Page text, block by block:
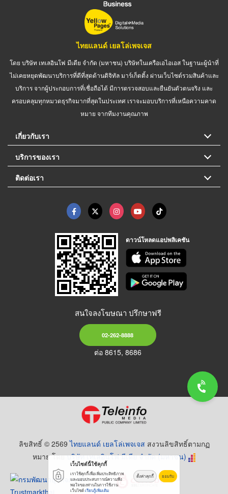
ไทยแลนด์ เยลโล่เพจเจส
โดย บริษัท เทเลอินโฟ มีเดีย จำกัด (มหาชน) บริษัทในเครือเอไอเอส ในฐานะผู้นำที่
ไม่เคยหยุดพัฒนาบริการที่ดีที่สุดด้านดิจิทัล มาร์เก็ตติ้ง ผ่านเว็บไซต์รวมสินค้าและ
บริการ จากผู้ประกอบการที่เชื่อถือได้ มีการตรวจสอบและยืนยันตัวตนจริง และ
ครอบคลุมทุกหมวดธุรกิจมากที่สุดในประเทศ เราจะมอบบริการที่เหนือความคาด
หมาย จากทีมงานคุณภาพ
เกี่ยวกับเรา
บริการของเรา
ติดต่อเรา
ดาวน์โหลดแอปพลิเคชัน
สนใจลงโฆษณา ปรึกษาฟรี
02-262-8888
ต่อ 8615, 8686
ลิขสิทธิ์ © 2569ไทยแลนด์ เยลโล่เพจเจส สงวนลิขสิทธิ์ตามกฏ
หมาย โดยบริษัท เทเลอินโฟ มีเดีย จำกัด (มหาชน)
เว็บไซต์นี้ใช้คุกกี้
เราใช้คุกกี้เพื่อเพิ่มประสิทธิภาพ
และมอบประสบการณ์ความพึง
พอใจของท่านในการใช้งาน
เว็บไซต์เรียนรู้เพิ่มเติม
ตั้งค่าคุกกี้ ยอมรับ